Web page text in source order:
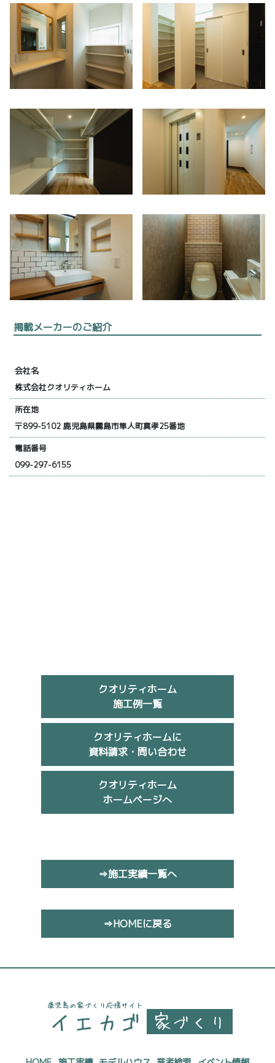
掲載メーカーのご紹介
会社名
株式会社クオリティホーム
所在地
〒899-5102 鹿児島県霧島市隼人町真孝25番地
電話番号
099-297-6155
クオリティホーム
施工例一覧
クオリティホームに
資料請求・問い合わせ
クオリティホーム
ホームページへ
⇒施工実績一覧へ
⇒HOMEに戻る